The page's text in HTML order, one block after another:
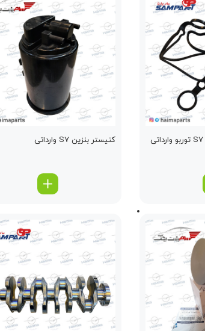
کنیستر بنزین S7 وارداتی